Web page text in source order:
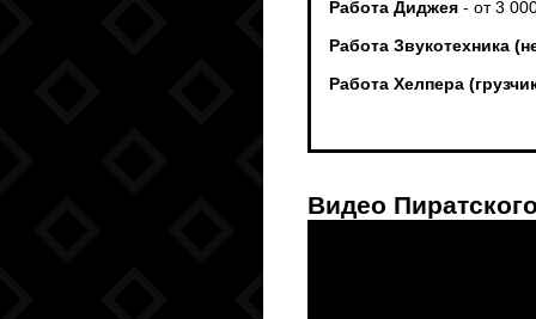
Работа Диджея - от 3
Работа Звукотехника
Работа Хелпера
Видео